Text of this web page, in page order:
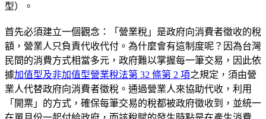
型）。
首先必須建立一個觀念：「營業稅」是政府向消費者徵收的稅
額，營業人只負責代收代付。為什麼會有這制度呢？因為台灣
民間的消費方式相當多元，政府難以掌握每一筆交易，因此依
據加值型及非加值型營業稅法第 32 條第 2 項之規定，須由營
業人代替政府向消費者徵稅。通過營業人來協助代收，利用
「開票」的方式，確保每筆交易的稅都被政府徵收到，並統一